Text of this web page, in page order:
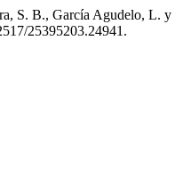
S. B., García Agudelo, L.
25395203.24941.